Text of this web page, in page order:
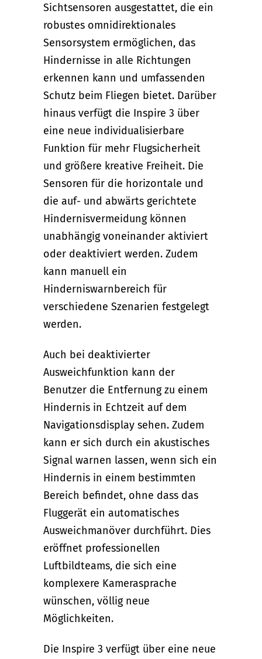
Sichtsensoren ausgestattet, die ein
robustes omnidirektionales
Sensorsystem ermöglichen, das
Hindernisse in alle Richtungen
erkennen kann und umfassenden
Schutz beim Fliegen bietet. Darüber
hinaus verfügt die Inspire 3 über
eine neue individualisierbare
Funktion für mehr Flugsicherheit
und größere kreative Freiheit. Die
Sensoren für die horizontale und
die auf- und abwärts gerichtete
Hindernisvermeidung können
unabhängig voneinander aktiviert
oder deaktiviert werden. Zudem
kann manuell ein
Hinderniswarnbereich für
verschiedene Szenarien festgelegt
werden.
Auch bei deaktivierter
Ausweichfunktion kann der
Benutzer die Entfernung zu einem
Hindernis in Echtzeit auf dem
Navigationsdisplay sehen. Zudem
kann er sich durch ein akustisches
Signal warnen lassen, wenn sich ein
Hindernis in einem bestimmten
Bereich befindet, ohne dass das
Fluggerät ein automatisches
Ausweichmanöver durchführt. Dies
eröffnet professionellen
Luftbildteams, die sich eine
komplexere Kamerasprache
wünschen, völlig neue
Möglichkeiten.
Die Inspire 3 verfügt über eine neue